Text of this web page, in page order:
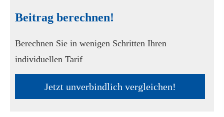
Beitrag berechnen!
Berechnen Sie in wenigen Schritten Ihren
individuellen Tarif
Jetzt unverbindlich ver­gleichen!